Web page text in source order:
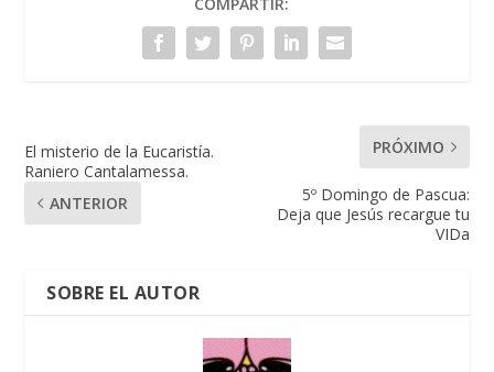
El misterio de la Eucaristía.
Raniero Cantalamessa.
ANTERIOR
PRÓXIMO
5º Domingo de Pascua:
Deja que Jesús recargue tu
VIDa
SOBRE EL AUTOR